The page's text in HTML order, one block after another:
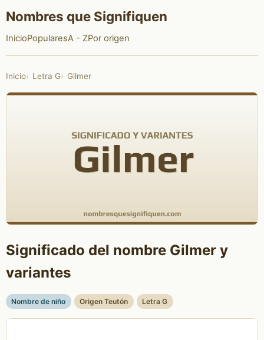
Nombres que Signifiquen
InicioPopularesA - ZPor origen
Inicio Letra G Gilmer
Significado del nombre Gilmer y
variantes
Nombre de niño Origen Teutón Letra G